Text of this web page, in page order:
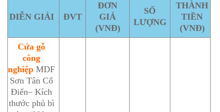
DIỄN GIẢI ĐVT
ĐƠN
GIÁ
(VNĐ)
SỐ
LƯỢNG
THÀNH
TIỀN
(VNĐ)
Cửa gỗ
công
nghiệp MDF
Sơn Tân Cổ
Điển– Kích
thước phủ bì